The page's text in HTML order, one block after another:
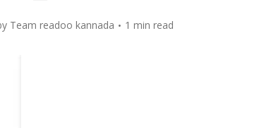
Team readoo kannada 1 min read